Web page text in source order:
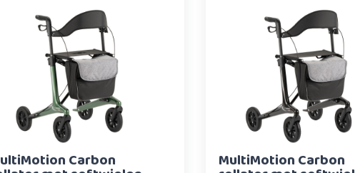
Carbon MultiMotion Carbon